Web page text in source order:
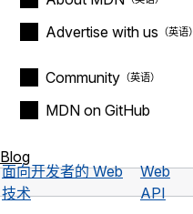
Advertise with us
Community
MDN on GitHub
Blog
面向开发者的 Web
技术
Web
API